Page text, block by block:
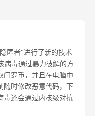
匿者"进行了新的技术
病毒通过暴力破解的方
门罗币，并且在电脑中
随时修改恶意代码，下
毒还会通过内核级对抗